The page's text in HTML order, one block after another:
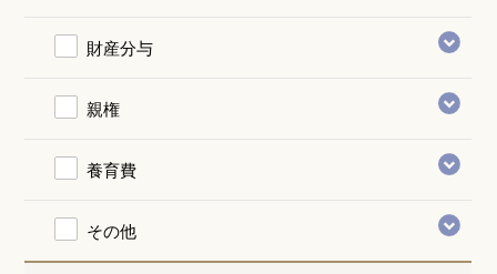
財産分与
親権
養育費
その他